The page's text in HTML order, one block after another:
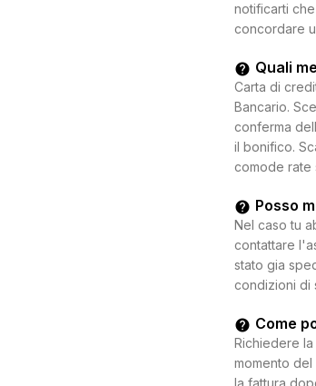
notificarti
concordare
Quali
Carta di
Bancario.
conferma
il bonifico.
comode rate
Posso
Nel caso tu
contattare
stato gia
condizioni di
Come
Richiedere
momento del
la fattura